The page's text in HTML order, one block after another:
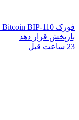
بازپخش قرار دهد
23 ساعت قبل